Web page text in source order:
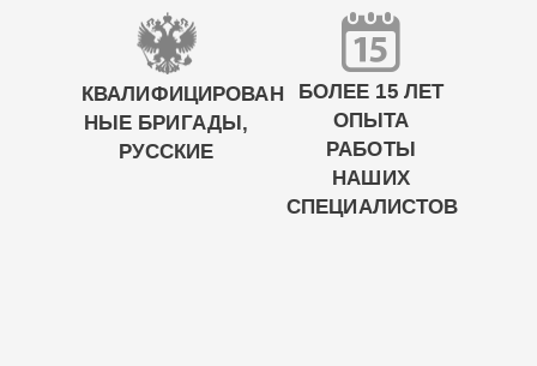
КВАЛИФИЦИРОВАН
НЫЕ БРИГАДЫ,
РУССКИЕ
БОЛЕЕ 15 ЛЕТ
ОПЫТА
РАБОТЫ
НАШИХ
СПЕЦИАЛИСТОВ